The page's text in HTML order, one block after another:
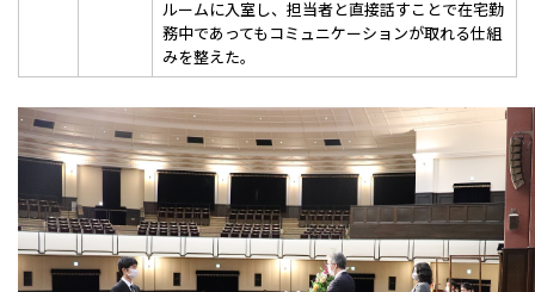
ルームに入室し、担当者と直接話すことで在宅勤
務中であってもコミュニケーションが取れる仕組
みを整えた。